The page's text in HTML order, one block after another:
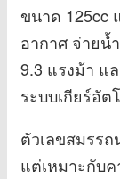
ขนาด 125cc
อากาศ จ่ายน้
9.3 แรงม้า แ
ระบบเกียร์อัต
ตัวเลขสมรร
แต่เหมาะกับ